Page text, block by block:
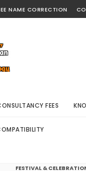
NAME CORRECTION
FEES
FESTIVAL &